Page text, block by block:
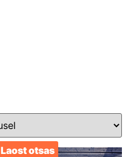
Laost otsas